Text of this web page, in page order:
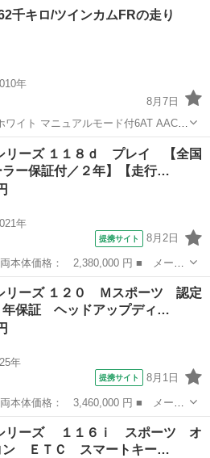
千キロ/ツインカムFRの走り
年
8月7日
PS/PW/SRSエアバック 純正AW/CD/
説、記録簿多...
1シリーズ ツインカム
リーズ １１８ｄ プレイ 【全国
ラー保証付／２年】【走行…
年
提携サイト 8月2日
シリーズ ■ グレード名： １１８
ー保証付／２年】【走行距離無制
リーズ １２０ Ｍスポーツ 認定
保証 ヘッドアップディ…
年
提携サイト 8月1日
シリーズ ■ グレード名： １２
年保証 ヘッドアップディスプレ
リーズ １１６ｉ スポーツ オ
ン ＥＴＣ スマートキー…